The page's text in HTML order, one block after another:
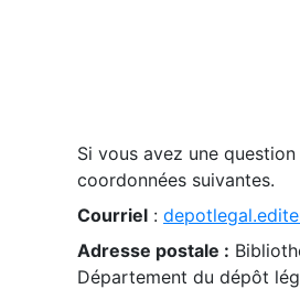
Si vous avez une
coordonnées suivantes.
Courriel :
Adresse postale :
Département du dépôt